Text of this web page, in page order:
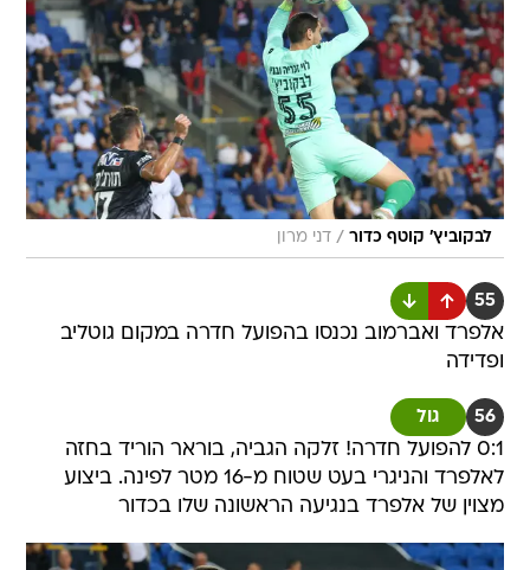
לבקוביץ' קוטף כדור / דני מרון
55
אלפרד ואברמוב נכנסו בהפועל חדרה במקום גוטליב
ופדידה
56 גול
0:1 להפועל חדרה! זלקה הגביה, בוראר הוריד בחזה
לאלפרד והניגרי בעט שטוח מ-16 מטר לפינה. ביצוע
מצוין של אלפרד בנגיעה הראשונה שלו בכדור